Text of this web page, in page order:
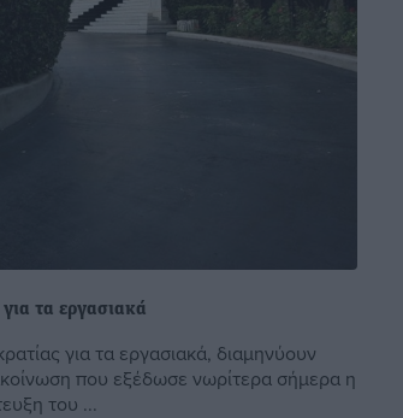
τα εργασιακά
για τα εργασιακά, διαμηνύουν
που εξέδωσε νωρίτερα σήμερα η
του ...